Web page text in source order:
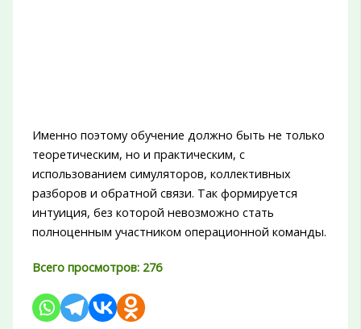
Именно поэтому обучение должно быть не только
теоретическим, но и практическим, с
использованием симуляторов, коллективных
разборов и обратной связи. Так формируется
интуиция, без которой невозможно стать
полноценным участником операционной команды.
Всего просмотров: 276